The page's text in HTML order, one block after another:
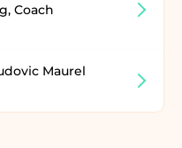
Coach
Maurel